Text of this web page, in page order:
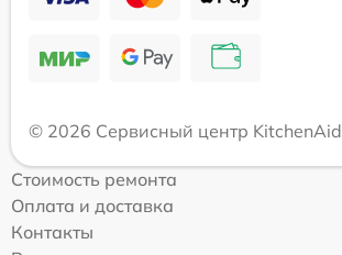
© 2026 Сервисный центр KitchenAid
Стоимость ремонта
Оплата и доставка
Контакты